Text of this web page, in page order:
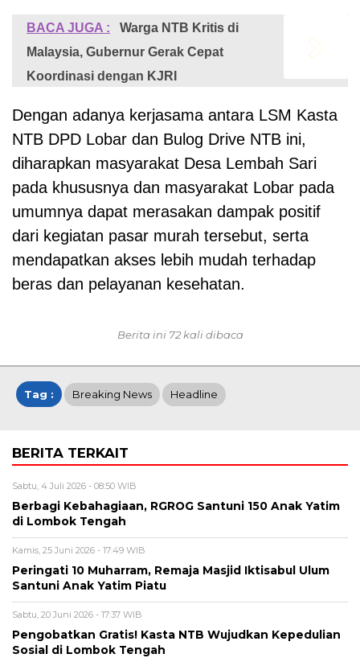
BACA JUGA :
‎Warga NTB Kritis di
Malaysia, Gubernur Gerak Cepat
Koordinasi dengan KJRI
Dengan adanya kerjasama antara LSM Kasta
NTB DPD Lobar dan Bulog Drive NTB ini,
diharapkan masyarakat Desa Lembah Sari
pada khususnya dan masyarakat Lobar pada
umumnya dapat merasakan dampak positif
dari kegiatan pasar murah tersebut, serta
mendapatkan akses lebih mudah terhadap
beras dan pelayanan kesehatan.
Berita ini 72 kali dibaca
Tag : Breaking News Headline
BERITA TERKAIT
Sabtu, 4 Juli 2026 - 08:50 WIB
Berbagi Kebahagiaan, RGROG Santuni 150 Anak Yatim
di Lombok Tengah
Kamis, 25 Juni 2026 - 17:49 WIB
Peringati 10 Muharram, Remaja Masjid Iktisabul Ulum
Santuni Anak Yatim Piatu
Sabtu, 20 Juni 2026 - 17:37 WIB
Pengobatkan Gratis! Kasta NTB Wujudkan Kepedulian
Sosial di Lombok Tengah